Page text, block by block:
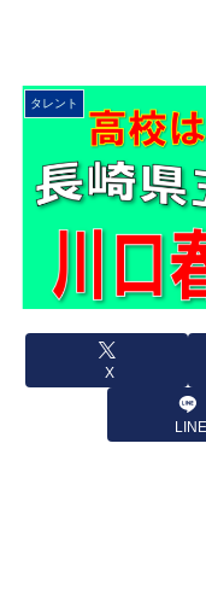
タレント
X
LINE